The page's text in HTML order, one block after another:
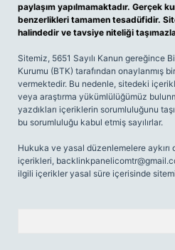
paylaşım yapılmamaktadır. Gerçek
benzerlikleri tamamen tesadüfidir.
halindedir ve tavsiye niteliği
Sitemiz, 5651 Sayılı Kanun gereğince
Kurumu (BTK) tarafından onaylanmış
vermektedir. Bu nedenle, sitedeki
veya araştırma yükümlülüğümüz
yazdıkları içeriklerin sorumluluğunu
bu sorumluluğu kabul etmiş sayılırlar.
Hukuka ve yasal düzenlemelere
içerikleri,
ilgili içerikler yasal süre içerisinde